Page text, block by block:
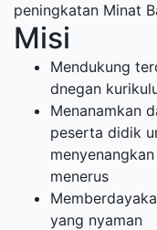
peningkatan Minat
Misi
Mendukung
dnegan
Menanamkan
peserta didik
menerus
yang nyaman